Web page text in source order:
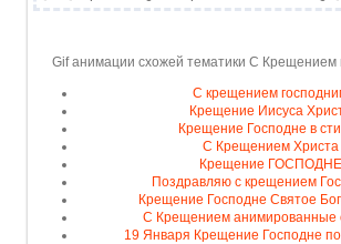
Gif анимации схожей тематики С Крещением
С крещением
Крещение Иисуса
Крещение Господне в
С Крещением Христа
Крещение ГОСПОДНЕ
Поздравляю с крещением
Крещение Господне Святое
С Крещением анимированные
19 Января Крещение Господне